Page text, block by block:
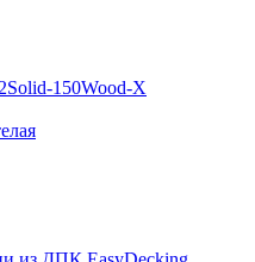
Solid-150Wood-X